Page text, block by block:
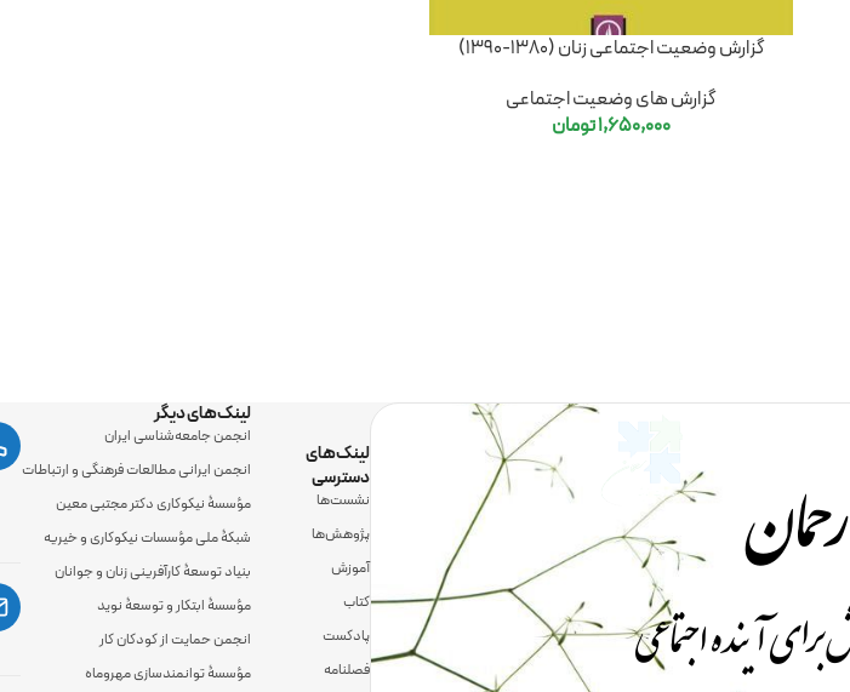
گزارش وضعیت اجتماعی زنان (1380-1390)
گزارش های وضعیت اجتماعی
1,650,000تومان
رحمان
آینده اجتماعی
لینک‌های
دسترسی
نشست‌ها
پژوهش‌ها
آموزش
کتاب
پادکست
فصلنامه
لینک‌های دیگر
انجمن جامعه‌شناسی ایران
انجمن ایرانی مطالعات فرهنگی و ارتباطات
مؤسسۀ نیکوکاری دکتر مجتبی معین
شبکۀ ملی مؤسسات نیکوکاری و خیریه
بنیاد توسعۀ کارآفرینی زنان و جوانان
مؤسسۀ ابتکار و توسعۀ نوید
انجمن حمایت از کودکان کار
مؤسسۀ توانمندسازی مهروماه